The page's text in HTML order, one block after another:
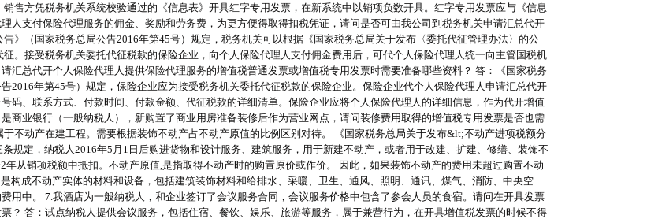
售方凭税务机关系统校验通过的《信息表》开具红字专用发票，在新系统中以销项负数开具。红字专用发票应与《信息
人支付保险代理服务的佣金、奖励和劳务费，为更方便得取得扣税凭证，请问是否可由我公司到税务机关申请汇总代开
》（国家税务总局公告2016年第45号）规定，税务机关可以根据《国家税务总局关于发布〈委托代征管理办法〉的公
。接受税务机关委托代征税款的保险企业，向个人保险代理人支付佣金费用后，可代个人保险代理人统一向主管国税机
汇总代开个人保险代理人提供保险代理服务的增值税普通发票或增值税专用发票时需要准备哪些资料？ 答：《国家税务
2016年第45号）规定，保险企业应为接受税务机关委托代征税款的保险企业。保险企业代个人保险代理人申请汇总代开
码、联系方式、付款时间、付款金额、代征税款的详细清单。保险企业应将个人保险代理人的详细信息，作为代开增值
商业银行（一般纳税人），新购置了商业用房准备装修后作为营业网点，请问装修费用取得的增值税专用发票是否也需
不动产在建工程。需要根据装饰不动产占不动产原值的比例区别对待。 《国家税务总局关于发布&lt;不动产进项税额分
规定，纳税人2016年5月1日后购进货物和设计服务、建筑服务，用于新建不动产，或者用于改建、扩建、修缮、装饰不
从销项税额中抵扣。不动产原值,是指取得不动产时的购置原价或作价。 因此，如果装饰不动产的费用未超过购置不动
构成不动产实体的材料和设备，包括建筑装饰材料和给排水、采暖、卫生、通风、照明、通讯、煤气、消防、中央空
用中。 7.我酒店为一般纳税人，和企业签订了会议服务合同，会议服务价格中包含了参会人员的食宿。请问在开具发票
？ 答：试点纳税人提供会议服务，包括住宿、餐饮、娱乐、旅游等服务，属于兼营行为，在开具增值税发票的时候不得